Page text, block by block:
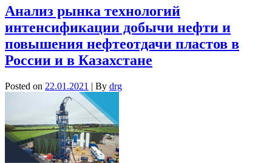
Анализ рынка технологий
интенсификации добычи нефти и
повышения нефтеотдачи пластов в
России и в Казахстане
Posted on 22.01.2021 | By drg